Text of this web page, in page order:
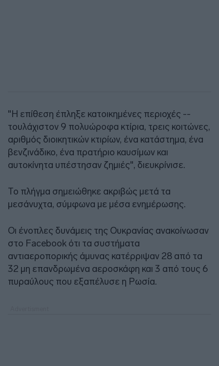
"Η επίθεση έπληξε κατοικημένες περιοχές --
τουλάχιστον 9 πολυώροφα κτίρια, τρεις κοιτώνες,
αριθμός διοικητικών κτιρίων, ένα κατάστημα, ένα
βενζινάδικο, ένα πρατήριο καυσίμων και
αυτοκίνητα υπέστησαν ζημιές", διευκρίνισε.
Το πλήγμα σημειώθηκε ακριβώς μετά τα
μεσάνυχτα, σύμφωνα με μέσα ενημέρωσης.
Οι ένοπλες δυνάμεις της Ουκρανίας ανακοίνωσαν
στο Facebook ότι τα συστήματα
αντιαεροπορικής άμυνας κατέρριψαν 28 από τα
32 μη επανδρωμένα αεροσκάφη και 3 από τους 6
πυραύλους που εξαπέλυσε η Ρωσία.